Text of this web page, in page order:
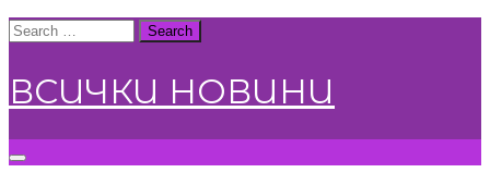
Skip
content
Search
ВСИЧКИ НОВИНИ